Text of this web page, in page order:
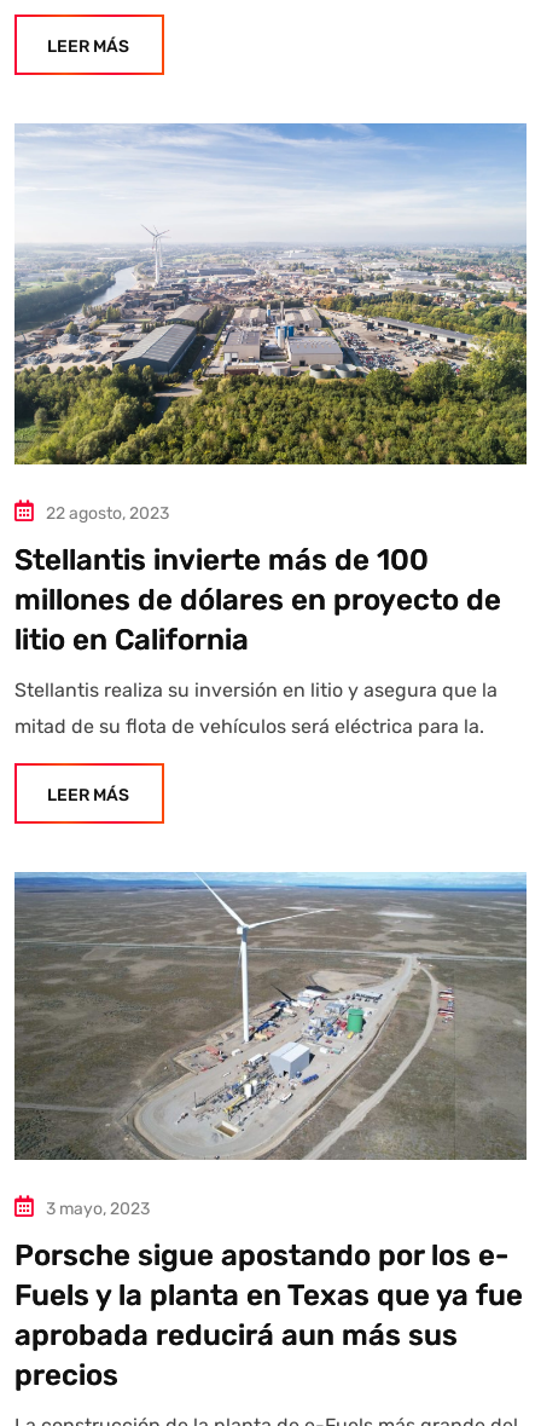
LEER MÁS
22 agosto, 2023
Stellantis invierte más de 100
millones de dólares en proyecto de
litio en California
Stellantis realiza su inversión en litio y asegura que la
mitad de su flota de vehículos será eléctrica para la.
LEER MÁS
3 mayo, 2023
Porsche sigue apostando por los e-
Fuels y la planta en Texas que ya fue
aprobada reducirá aun más sus
precios